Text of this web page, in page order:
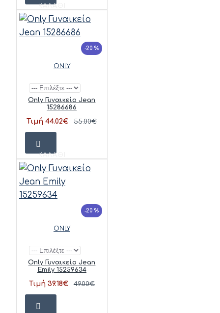
ΚΑΛΆΘΙ
-20 %
ONLY
Only Γυναικείο Jean
15286686
Τιμή 44.02€ 55.00€
ΚΑΛΆΘΙ
-20 %
ONLY
Only Γυναικείο Jean
Emily 15259634
Τιμή 39.18€ 49.00€